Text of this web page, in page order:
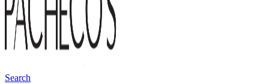
Search